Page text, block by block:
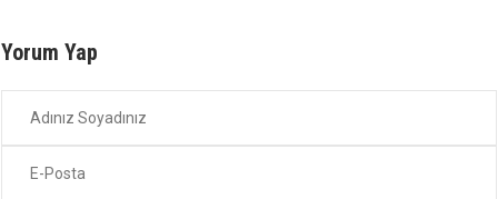
Yorum Yap